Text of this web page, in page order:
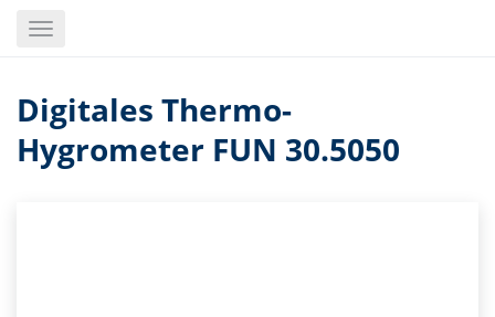
Toggle
Digitales Thermo-
Hygrometer FUN 30.5050